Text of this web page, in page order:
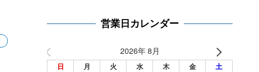
営業日カレンダー
2026年 8月
日 月 火 水 木 金 土